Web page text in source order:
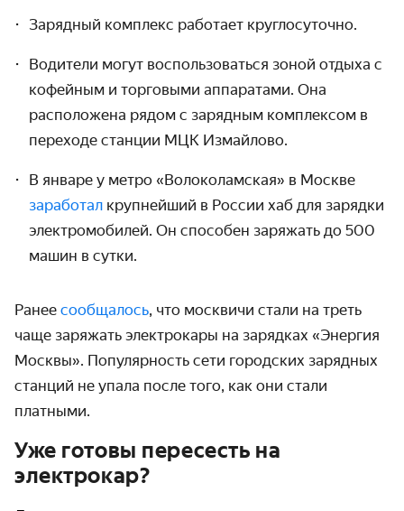
Зарядный комплекс работает круглосуточно.
Водители могут воспользоваться зоной отдыха с
кофейным и торговыми аппаратами. Она
расположена рядом с зарядным комплексом в
переходе станции МЦК Измайлово.
В январе у метро «Волоколамская» в Москве
заработал крупнейший в России хаб для зарядки
электромобилей. Он способен заряжать до 500
машин в сутки.
Ранее сообщалось, что москвичи стали на треть
чаще заряжать электрокары на зарядках «Энергия
Москвы». Популярность сети городских зарядных
станций не упала после того, как они стали
платными.
Уже готовы пересесть на
электрокар?